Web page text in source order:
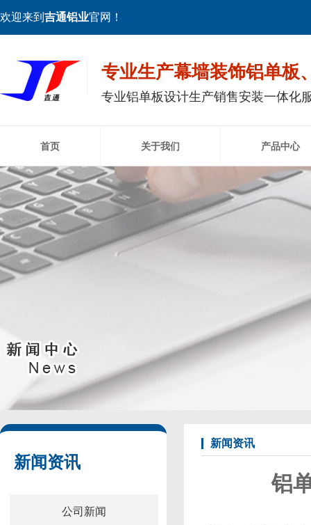
欢迎来到 吉通铝业官网！
专业生产幕墙装饰铝单板
专业铝单板设计生产销售安装一体化
首页 关于我们 产品中心
新闻资讯
公司新闻
新闻资讯
铝